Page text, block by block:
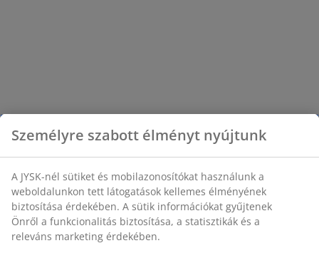
Személyre szabott élményt nyújtunk
A JYSK-nél sütiket és mobilazonosítókat használunk a
weboldalunkon tett látogatások kellemes élményének
biztosítása érdekében. A sütik információkat gyűjtenek
Önről a funkcionalitás biztosítása, a statisztikák és a
releváns marketing érdekében.